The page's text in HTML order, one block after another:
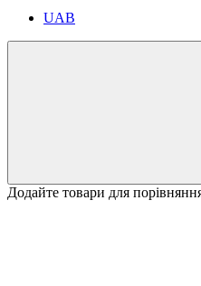
UAB
Додайте товари для